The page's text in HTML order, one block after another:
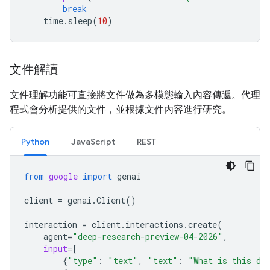
break
time. sleep(10)
文件解讀
文件理解功能可直接將文件做為多模態輸入內容傳遞。代理
程式會分析提供的文件，並根據文件內容進行研究。
Python JavaScript REST
from google import genai
client = genai .Client()
interaction = client. interactions .create(
agent="deep-research-preview-04-2026" ,
input=[
{"type" : "text" , "text" :
"What is this